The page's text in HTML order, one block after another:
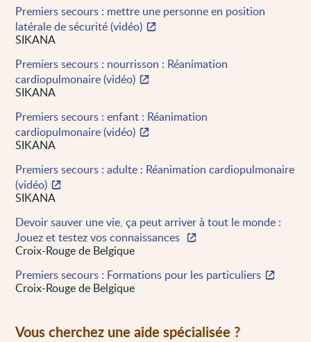
Premiers secours : mettre une personne en position
latérale de sécurité (vidéo)
SIKANA
Premiers secours : nourrisson : Réanimation
cardiopulmonaire (vidéo)
SIKANA
Premiers secours : enfant : Réanimation
cardiopulmonaire (vidéo)
SIKANA
Premiers secours : adulte : Réanimation cardiopulmonaire
(vidéo)
SIKANA
Devoir sauver une vie, ça peut arriver à tout le monde :
Jouez et testez vos connaissances
Croix-Rouge de Belgique
Premiers secours : Formations pour les particuliers
Croix-Rouge de Belgique
Vous cherchez une aide spécialisée ?